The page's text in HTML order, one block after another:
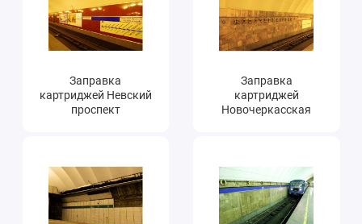
Заправка
картриджей Невский
проспект
Заправка
картриджей
Новочеркасская